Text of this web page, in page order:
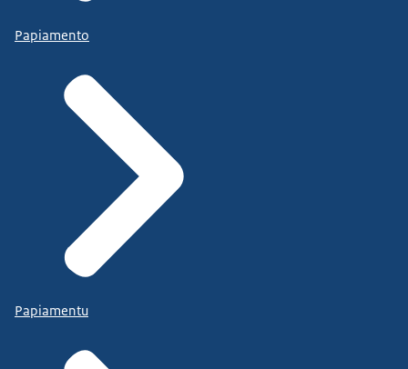
Papiamento
Papiamentu